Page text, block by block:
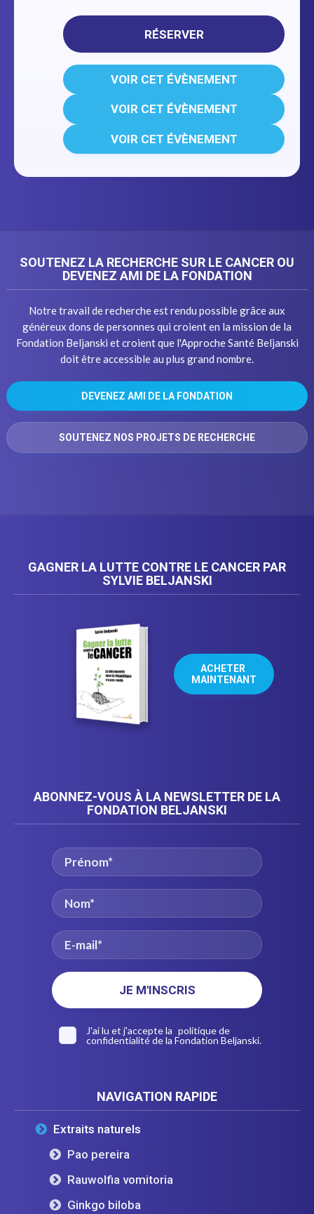
RÉSERVER
VOIR CET ÉVÈNEMENT
VOIR CET ÉVÈNEMENT
VOIR CET ÉVÈNEMENT
SOUTENEZ LA RECHERCHE SUR LE CANCER OU
DEVENEZ AMI DE LA FONDATION
Notre travail de recherche est rendu possible grâce aux
généreux dons de personnes qui croient en la mission de la
Fondation Beljanski et croient que l'Approche Santé Beljanski
doit être accessible au plus grand nombre.
DEVENEZ AMI DE LA FONDATION
SOUTENEZ NOS PROJETS DE RECHERCHE
GAGNER LA LUTTE CONTRE LE CANCER PAR
SYLVIE BELJANSKI
ACHETER
MAINTENANT
ABONNEZ-VOUS À LA NEWSLETTER DE LA
FONDATION BELJANSKI
J'ai lu et j'accepte la politique de
confidentialitéde la Fondation Beljanski.
NAVIGATION RAPIDE
Extraits naturels
Pao pereira
Rauwolfia vomitoria
Ginkgo biloba